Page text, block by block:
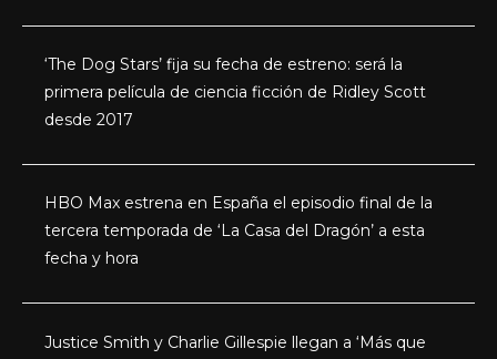
‘The Dog Stars’ fija su fecha de estreno: será la
primera película de ciencia ficción de Ridley Scott
desde 2017
HBO Max estrena en España el episodio final de la
tercera temporada de ‘La Casa del Dragón’ a esta
fecha y hora
Justice Smith y Charlie Gillespie llegan a ‘Más que